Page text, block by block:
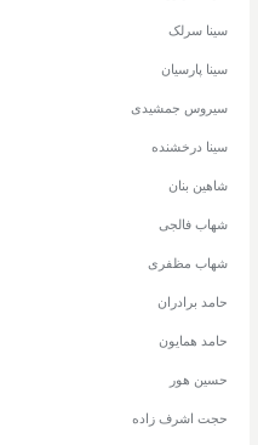
سینا سرلک
سینا پارسیان
سیروس جمشیدی
سینا درخشنده
شاهین بنان
شهاب فالجی
شهاب مظفری
حامد برادران
حامد همایون
حسین هور
حجت اشرف زاده